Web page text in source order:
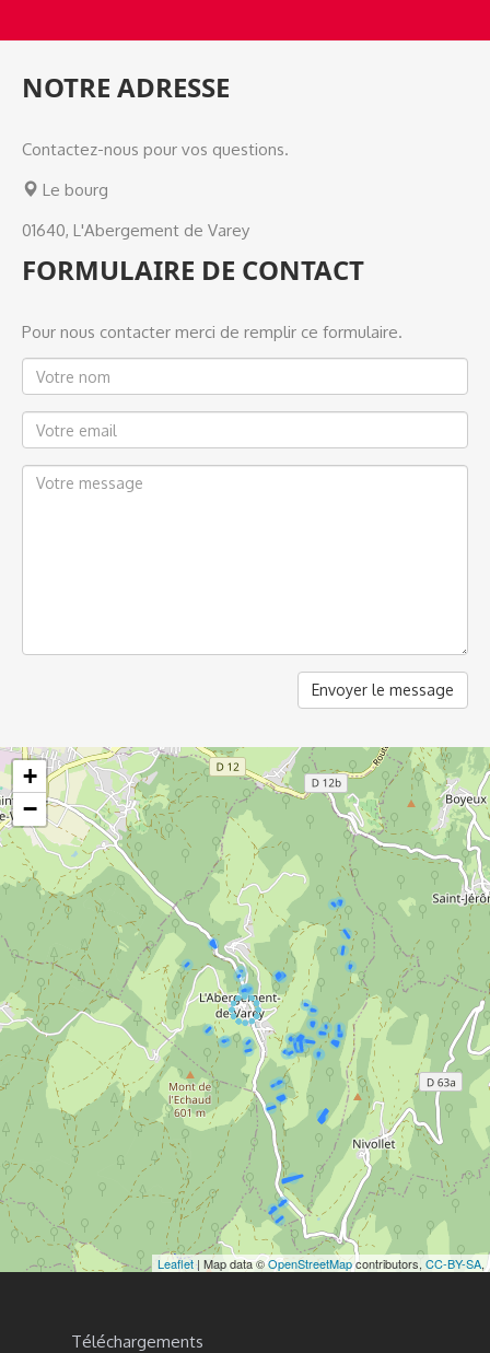
NOTRE ADRESSE
Contactez-nous pour vos questions.
Le bourg
01640, L'Abergement de Varey
FORMULAIRE DE CONTACT
Pour nous contacter merci de remplir ce formulaire.
Envoyer le message
+
−
Leaflet| Map data ©OpenStreetMapcontributors, CC-BY-SA,
Téléchargements